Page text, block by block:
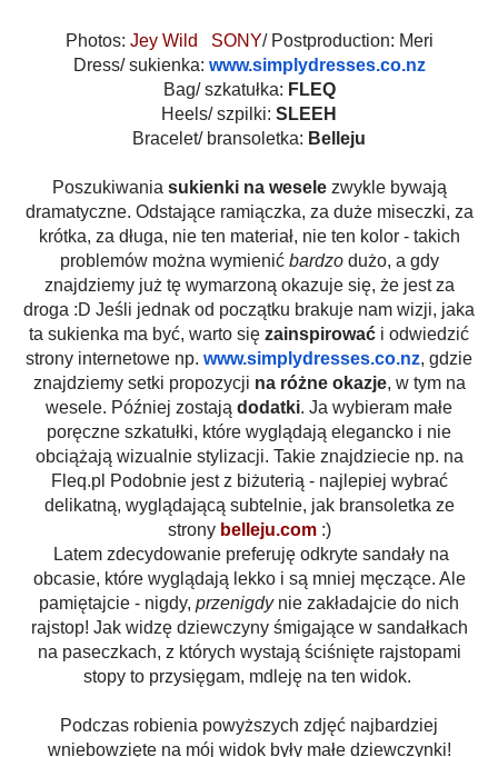
Photos: Jey Wild SONY/ Postproduction: Meri
Dress/ sukienka: www.simplydresses.co.nz
Bag/ szkatułka: FLEQ
Heels/ szpilki: SLEEH
Bracelet/ bransoletka: Belleju
Poszukiwania sukienki na wesele zwykle bywają
dramatyczne. Odstające ramiączka, za duże miseczki, za
krótka, za długa, nie ten materiał, nie ten kolor - takich
problemów można wymienićbardzo dużo, a gdy
znajdziemy już tę wymarzoną okazuje się, że jest za
droga :D Jeśli jednak od początku brakuje nam wizji, jaka
ta sukienka ma być, warto się zainspirować i odwiedzić
strony internetowe np. www.simplydresses.co.nz, gdzie
znajdziemy setki propozycji na różne okazje, w tym na
wesele. Później zostają dodatki. Ja wybieram małe
poręczne szkatułki, które wyglądają elegancko i nie
obciążają wizualnie stylizacji. Takie znajdziecie np. na
Fleq.pl Podobnie jest z biżuterią - najlepiej wybrać
delikatną, wyglądającą subtelnie, jak bransoletka ze
stronybelleju.com:)
Latem zdecydowanie preferuję odkryte sandały na
obcasie, które wyglądają lekko i są mniej męczące. Ale
pamiętajcie - nigdy, przenigdynie zakładajcie do nich
rajstop! Jak widzę dziewczyny śmigające w sandałkach
na paseczkach, z których wystają ściśnięte rajstopami
stopy to przysięgam, mdleję na ten widok.
Podczas robienia powyższych zdjęć najbardziej
wniebowzięte na mój widok były małe dziewczynki!